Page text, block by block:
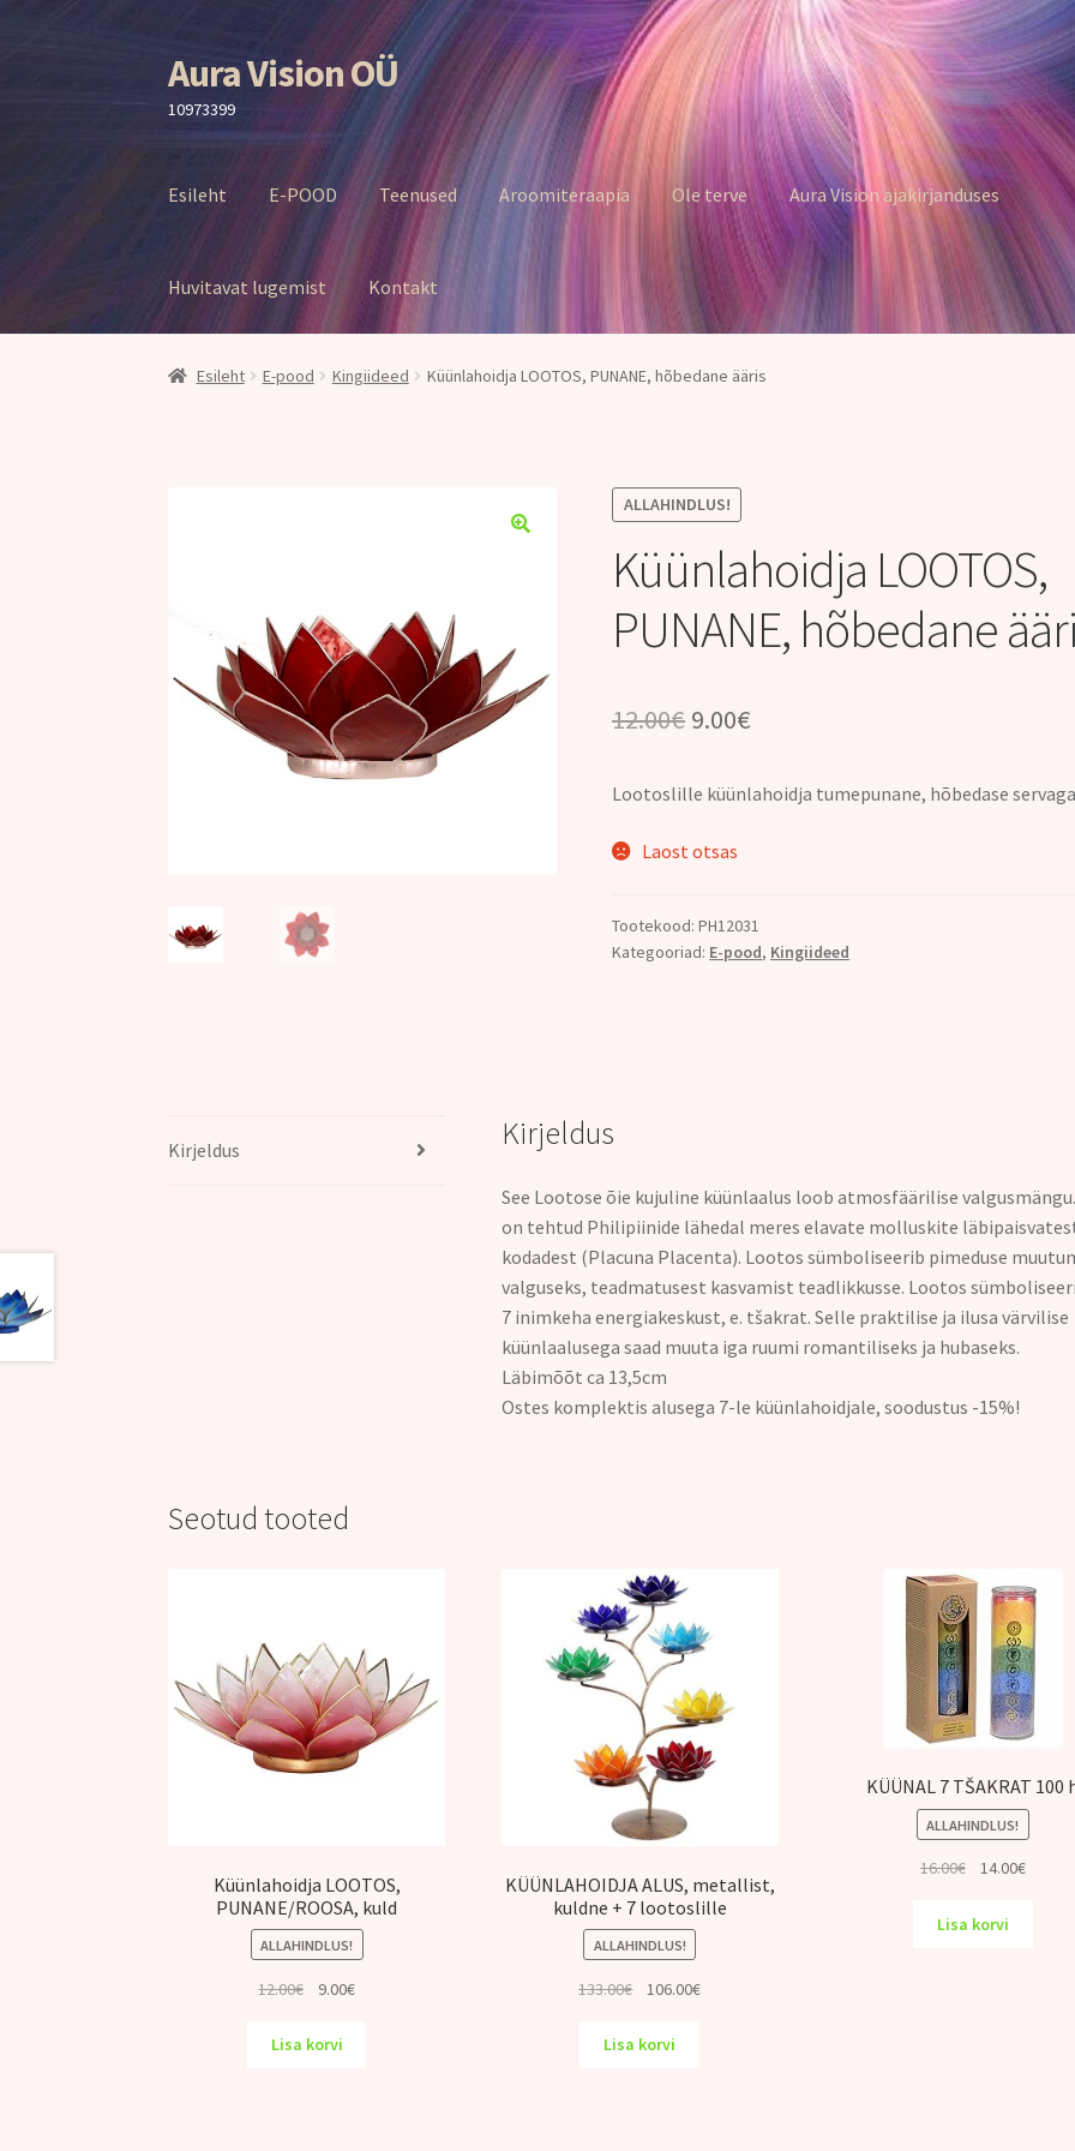
Liigu
navigeerimisele
Liigu
sisu
juurde
Aura Vision OÜ
10973399
Esileht E-POOD Teenused Aroomiteraapia Ole terve Aura Vision ajakirjanduses
Huvitavat lugemist Kontakt
Esileht E-pood Kingiideed Küünlahoidja LOOTOS, PUNANE, hõbedane ääris
ALLAHINDLUS!
Küünlahoidja LOOTOS,
PUNANE, hõbedane
12.00€ Algne
oli:
12.00€.
9.00€
on:
Lootoslille küünlahoidja tumepunane, hõbedase
Laost otsas
Tootekood:PH12031
Kategooriad: E-pood, Kingiideed
Kirjeldus Kirjeldus
See Lootose õie kujuline küünlaalus loob atmosfäärilise valgusmängu.
on tehtud Philipiinide lähedal meres elavate molluskite
kodadest (Placuna Placenta). Lootos sümboliseerib pimeduse
valguseks, teadmatusest kasvamist teadlikkusse. Lootos
7 inimkeha energiakeskust, e. tšakrat. Selle praktilise ja ilusa värvilise
küünlaalusega saad muuta iga ruumi romantiliseks ja hubaseks.
Läbimõõt ca 13,5cm
Ostes komplektis alusega 7-le küünlahoidjale, soodustus -15%!
Seotud tooted
Küünlahoidja LOOTOS,
PUNANE/ROOSA, kuld
ALLAHINDLUS!
12.00€
Algne
oli:
9.00€Praegune
Lisa korvi
KÜÜNLAHOIDJA ALUS, metallist,
kuldne + 7 lootoslille
ALLAHINDLUS!
133.00€
Algne
oli:
106.00€Praegune
Lisa korvi
KÜÜNAL 7 TŠAKRAT 100
ALLAHINDLUS!
16.00€
Algne
oli:
14.00€
Lisa korvi